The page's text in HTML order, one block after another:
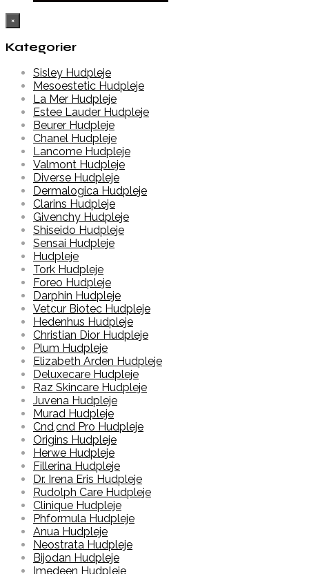
×
Kategorier
Sisley Hudpleje
Mesoestetic Hudpleje
La Mer Hudpleje
Estee Lauder Hudpleje
Beurer Hudpleje
Chanel Hudpleje
Lancome Hudpleje
Valmont Hudpleje
Diverse Hudpleje
Dermalogica Hudpleje
Clarins Hudpleje
Givenchy Hudpleje
Shiseido Hudpleje
Sensai Hudpleje
Hudpleje
Tork Hudpleje
Foreo Hudpleje
Darphin Hudpleje
Vetcur Biotec Hudpleje
Hedenhus Hudpleje
Christian Dior Hudpleje
Plum Hudpleje
Elizabeth Arden Hudpleje
Deluxecare Hudpleje
Raz Skincare Hudpleje
Juvena Hudpleje
Murad Hudpleje
Cnd,cnd Pro Hudpleje
Origins Hudpleje
Herwe Hudpleje
Fillerina Hudpleje
Dr. Irena Eris Hudpleje
Rudolph Care Hudpleje
Clinique Hudpleje
Phformula Hudpleje
Anua Hudpleje
Neostrata Hudpleje
Bijodan Hudpleje
Imedeen Hudpleje